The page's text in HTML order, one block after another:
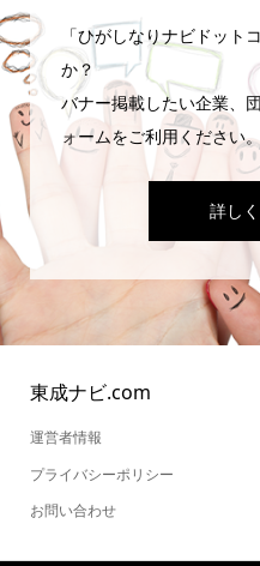
「ひがしなりナビドット
か？
バナー掲載したい企業、
ォームをご利用ください。
詳し
東成ナビ.com
運営者情報
プライバシーポリシー
お問い合わせ